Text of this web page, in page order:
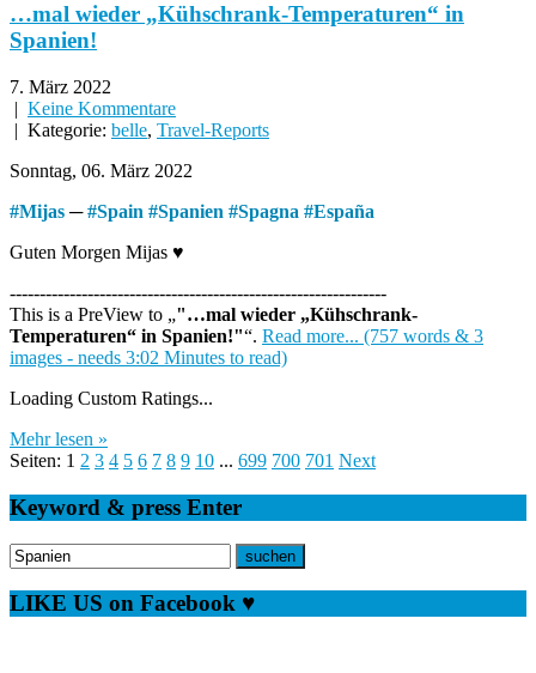
…mal wieder „Kühschrank-Temperaturen“ in
Spanien!
7. März 2022
| Keine Kommentare
| Kategorie: belle, Travel-Reports
Sonntag, 06. März 2022
#Mijas ─#Spain #Spanien #Spagna #España
Guten Morgen Mijas ♥
---------------------------------------------------------------
This is a PreView to
"…mal wieder „Kühschrank-
Temperaturen“ in Spanien!" . Read more... (757 words & 3
images - needs 3:02 Minutes to read)
Loading Custom Ratings...
Mehr lesen »
Seiten: 1 2 3 4 5 6 7 8 9 10 ... 699 700 701 Next
Keyword & press Enter
LIKE US on Facebook ♥